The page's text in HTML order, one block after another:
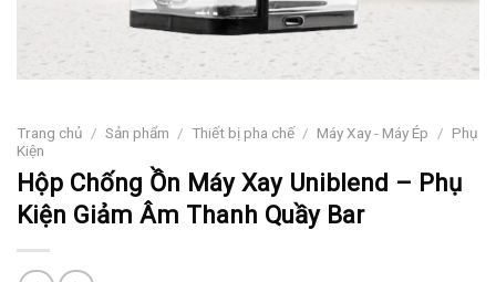
Trang chủ / Sản phẩm / Thiết bị pha chế / Máy Xay - Máy Ép / Phụ
Kiện
Hộp Chống Ồn Máy Xay Uniblend – Phụ
Kiện Giảm Âm Thanh Quầy Bar